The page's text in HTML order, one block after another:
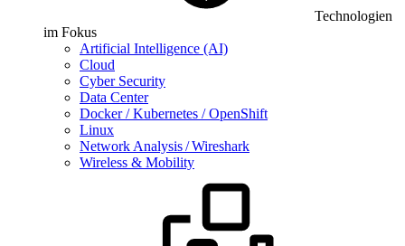
Technologien
im Fokus
Artificial Intelligence (AI)
Cloud
Cyber Security
Data Center
Docker / Kubernetes / OpenShift
Linux
Network Analysis / Wireshark
Wireless & Mobility